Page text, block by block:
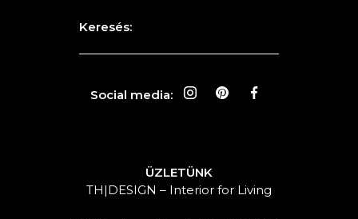
Keresés:
Social media:
ÜZLETÜNK
TH|DESIGN – Interior for Living